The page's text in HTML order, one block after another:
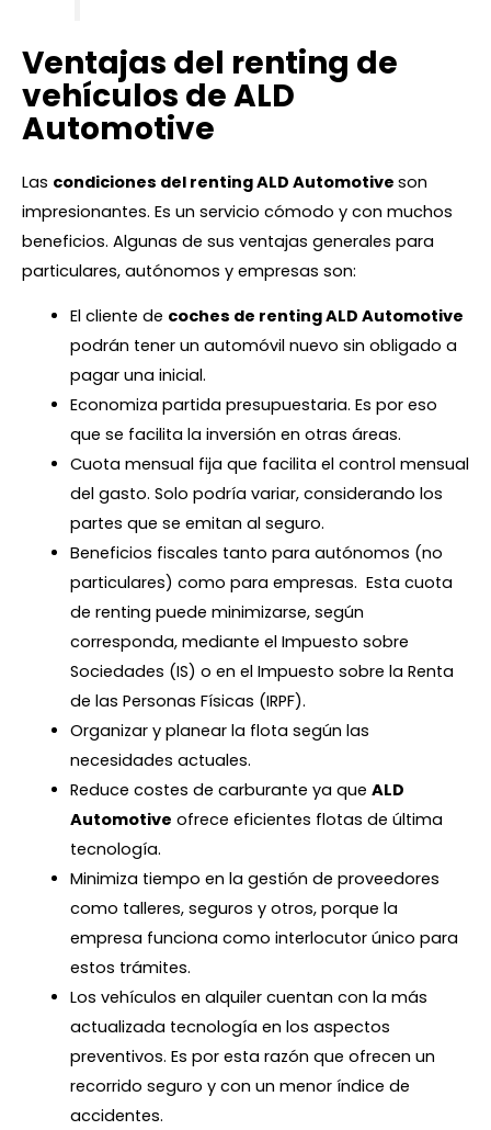
Ventajas del renting de
vehículos de ALD
Automotive
Las condiciones del renting ALD Automotive son
impresionantes. Es un servicio cómodo y con muchos
beneficios. Algunas de sus ventajas generales para
particulares, autónomos y empresas son:
El cliente de coches de renting ALD Automotive
podrán tener un automóvil nuevo sin obligado a
pagar una inicial.
Economiza partida presupuestaria. Es por eso
que se facilita la inversión en otras áreas.
Cuota mensual fija que facilita el control mensual
del gasto. Solo podría variar, considerando los
partes que se emitan al seguro.
Beneficios fiscales tanto para autónomos (no
particulares) como para empresas. Esta cuota
de renting puede minimizarse, según
corresponda, mediante el Impuesto sobre
Sociedades (IS) o en el Impuesto sobre la Renta
de las Personas Físicas (IRPF).
Organizar y planear la flota según las
necesidades actuales.
Reduce costes de carburante ya que ALD
Automotive ofrece eficientes flotas de última
tecnología.
Minimiza tiempo en la gestión de proveedores
como talleres, seguros y otros, porque la
empresa funciona como interlocutor único para
estos trámites.
Los vehículos en alquiler cuentan con la más
actualizada tecnología en los aspectos
preventivos. Es por esta razón que ofrecen un
recorrido seguro y con un menor índice de
accidentes.